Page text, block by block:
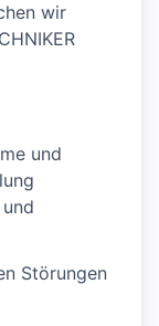
wir
und
Störungen